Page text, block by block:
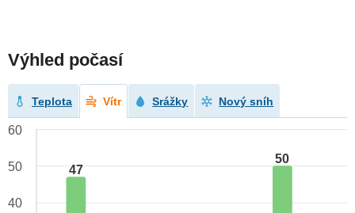
Výhled počasí
Teplota Vítr Srážky Nový sníh
47
50
60
50
40